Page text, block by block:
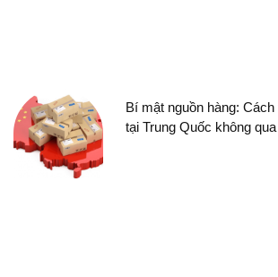
Bí mật nguồn hàng:
tại Trung Quốc không